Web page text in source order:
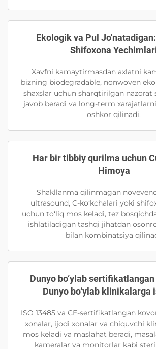
Ekologik va Pul
Shifoxona
Xavfni kamaytirmasdan axlatni
bizning biodegradable, nonwoven
shaxslar uchun sharqtirilgan nazorat
javob beradi va long-term
oshkor qilinadi.
Har bir tibbiy qurilma uchun
Himoya
Shakllanma qilinmagan
ultrasound, C-ko‘kchalari yoki
uchun to‘liq mos keladi, tez
ishlatiladigan tashqi jihatdan
bilan kombinatsiya
Dunyo bo‘ylab
Dunyo bo‘ylab klinikalarga
ISO 13485 va CE-sertifikatlangan
xonalar, ijodi xonalar va chiquvchi
mos keladi va maslahat beradi,
kameralar va monitorlar kabi